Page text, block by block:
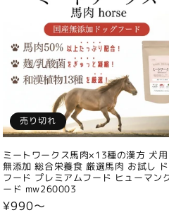
売り切れ
ミートワークス馬肉×13種の漢方 犬
無添加 総合栄養食 厳選馬肉 お試し
フード プレミアムフード ヒューマン
ード mw260003
通
¥990〜